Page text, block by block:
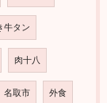
牛タン
肉十八
名取市 外食